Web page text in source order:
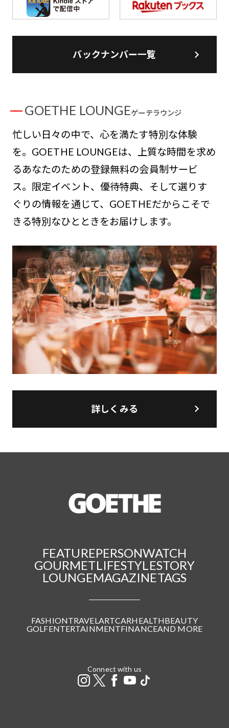
バックナンバー一覧
GOETHE LOUNGEゲーテラウンジ
忙しい日々の中で、心を満たす特別な体験
を。GOETHE LOUNGEは、上質な時間を求め
るあなたのための登録無料の会員制サービ
ス。限定イベント、優待特典、そして選りす
ぐりの情報を通じて、GOETHEだからこそで
きる特別なひとときをお届けします。
詳しくみる
FEATUREPERSONWATCH
GOURMETLIFESTYLESTORY
LOUNGEMAGAZINETAGS
FASHIONTRAVEL ARTCARHEALTHBEAUTY
GOLFENTERTAINMENTFINANCEAND MORE
Connect with us